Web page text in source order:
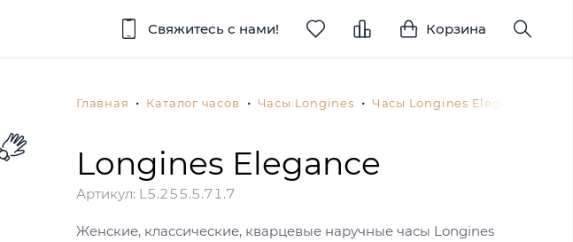
Свяжитесь с нами! Корзина
Главная Каталог часов Часы Longines Часы Longines Elegance
Longines Elegance
Артикул: L5.255.5.71.7
Женские, классические, кварцевые наручные часы Longines